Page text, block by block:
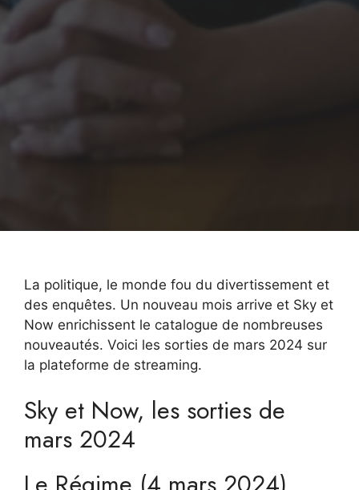
La politique, le monde fou du divertissement et
des enquêtes. Un nouveau mois arrive et Sky et
Now enrichissent le catalogue de nombreuses
nouveautés. Voici les sorties de mars 2024 sur
la plateforme de streaming.
Sky et Now, les sorties de
mars 2024